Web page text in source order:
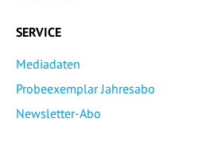
SERVICE
Mediadaten
Probeexemplar Jahresabo
Newsletter-Abo